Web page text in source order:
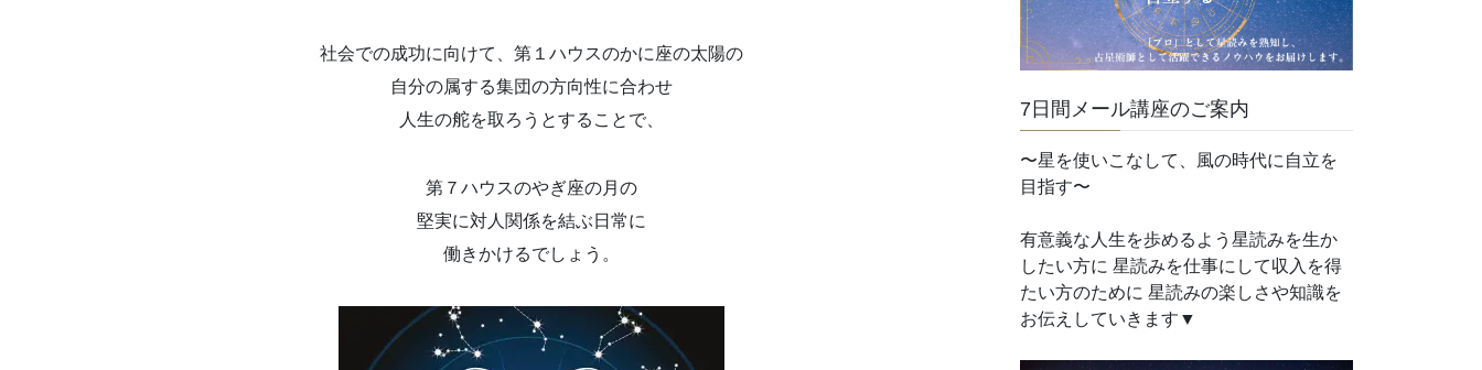
社会での成功に向けて、第１ハウスのかに座の太陽の
自分の属する集団の方向性に合わせ
人生の舵を取ろうとすることで、
第７ハウスのやぎ座の月の
堅実に対人関係を結ぶ日常に
働きかけるでしょう。
7日間メール講座のご案内
〜星を使いこなして、風の時代に自立を
目指す〜
有意義な人生を歩めるよう星読みを生か
したい方に 星読みを仕事にして収入を得
たい方のために 星読みの楽しさや知識を
お伝えしていきます▼